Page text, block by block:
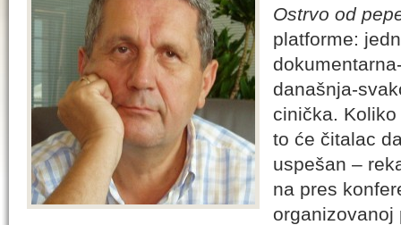
Ostrvo od
platforme:
današnja-
cinička.
to će čitalac
uspešan –
na pres
organizovanoj